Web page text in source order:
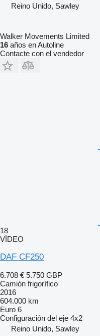
Reino Unido, Sawley
Walker Movements Limited
16 años en Autoline
Contacte con el vendedor
18
VÍDEO
DAF CF250
6.708 € 5.750 GBP
Camión frigorífico
2016
604.000 km
Euro 6
Configuración del eje 4x2
Reino Unido, Sawley